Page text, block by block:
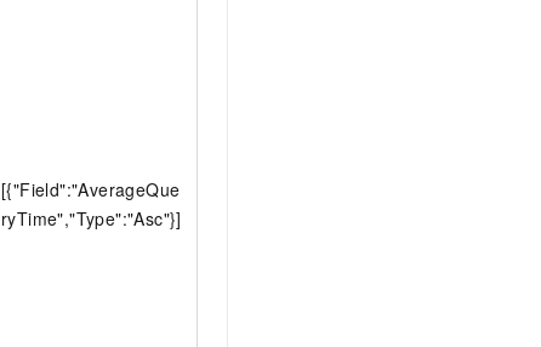
[{"Field":"AverageQue
ryTime","Type":"Asc"}]